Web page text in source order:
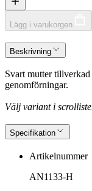
Lägg i varukorgen
Beskrivning
Svart mutter
genomförningar.
Välj variant i
Specifikation
Artikelnummer
AN1133-H